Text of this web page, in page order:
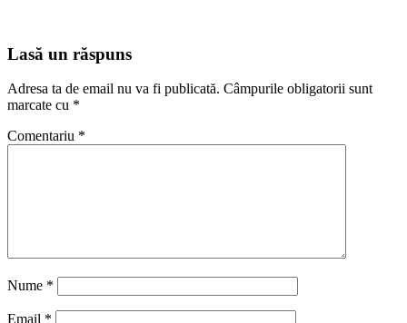
Lasă un răspuns
Adresa ta de email nu va fi publicată. Câmpurile obligatorii sunt
marcate cu *
Comentariu *
Nume *
Email *